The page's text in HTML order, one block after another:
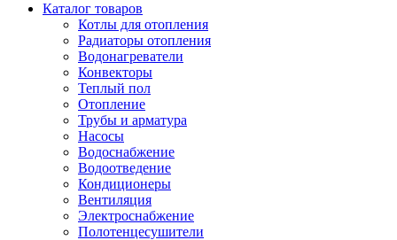
Каталог товаров
Котлы для отопления
Радиаторы отопления
Водонагреватели
Конвекторы
Теплый пол
Отопление
Трубы и арматура
Насосы
Водоснабжение
Водоотведение
Кондиционеры
Вентиляция
Электроснабжение
Полотенцесушители